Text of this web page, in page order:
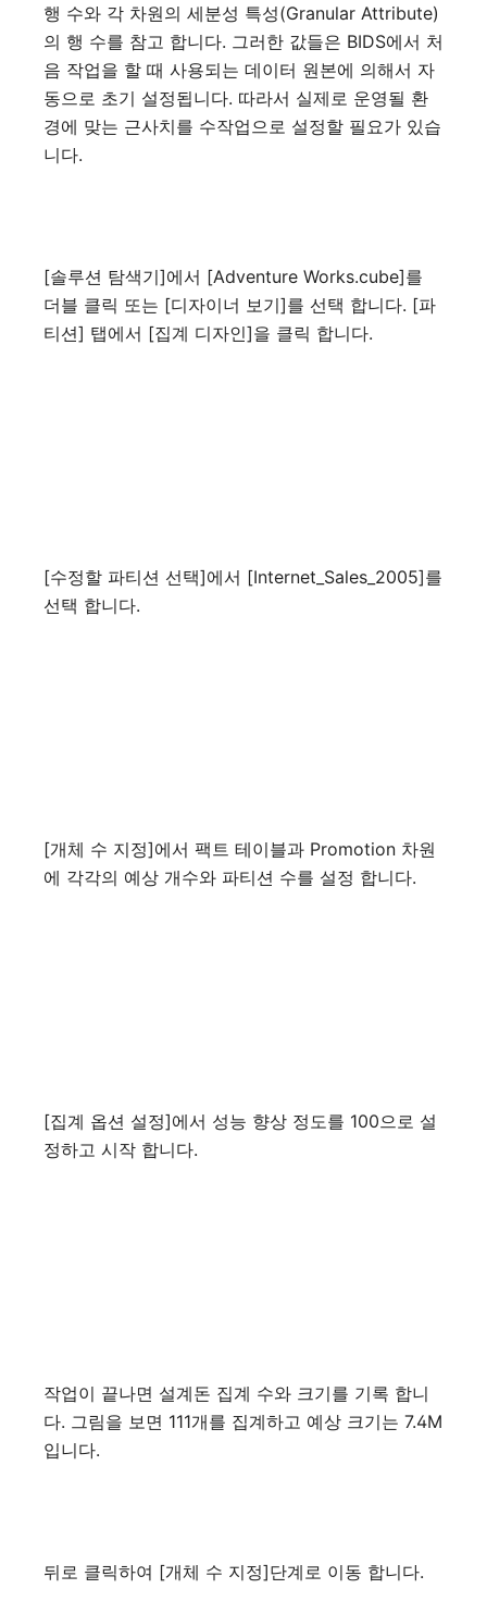
행 수와 각 차원의 세분성 특성(Granular Attribute)
의 행 수를 참고 합니다. 그러한 값들은 BIDS에서 처
음 작업을 할 때 사용되는 데이터 원본에 의해서 자
동으로 초기 설정됩니다. 따라서 실제로 운영될 환
경에 맞는 근사치를 수작업으로 설정할 필요가 있습
니다.
[솔루션 탐색기]에서 [Adventure Works.cube]를
더블 클릭 또는 [디자이너 보기]를 선택 합니다. [파
티션] 탭에서 [집계 디자인]을 클릭 합니다.
[수정할 파티션 선택]에서 [Internet_Sales_2005]를
선택 합니다.
[개체 수 지정]에서 팩트 테이블과 Promotion 차원
에 각각의 예상 개수와 파티션 수를 설정 합니다.
[집계 옵션 설정]에서 성능 향상 정도를 100으로 설
정하고 시작 합니다.
작업이 끝나면 설계돈 집계 수와 크기를 기록 합니
다. 그림을 보면 111개를 집계하고 예상 크기는 7.4M
입니다.
뒤로 클릭하여 [개체 수 지정]단계로 이동 합니다.